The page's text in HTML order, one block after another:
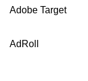
Adobe Target
AdRoll